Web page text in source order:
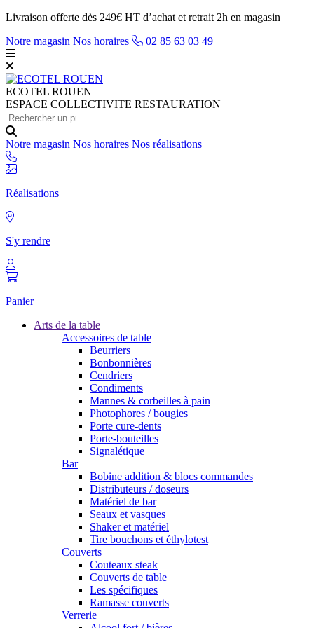
Livraison offerte dès 249€ HT d’achat et retrait 2h en magasin
Notre magasin Nos horaires 02 85 63 03 49
ECOTEL ROUEN
ESPACE COLLECTIVITE RESTAURATION
Notre magasin Nos horaires Nos réalisations
Réalisations
S'y rendre
Panier
Arts de la table
Accessoires de table
Beurriers
Bonbonnières
Cendriers
Condiments
Mannes & corbeilles à pain
Photophores / bougies
Porte cure-dents
Porte-bouteilles
Signalétique
Bar
Bobine addition & blocs commandes
Distributeurs / doseurs
Matériel de bar
Seaux et vasques
Shaker et matériel
Tire bouchons et éthylotest
Couverts
Couteaux steak
Couverts de table
Les spécifiques
Ramasse couverts
Verrerie